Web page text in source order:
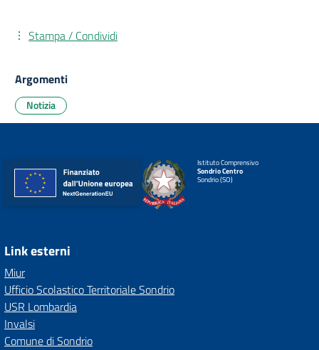
Stampa / Condividi
Argomenti
Notizia
Istituto Comprensivo
Sondrio Centro
Sondrio (SO)
Link esterni
Miur
Ufficio Scolastico Territoriale Sondrio
USR Lombardia
Invalsi
Comune di Sondrio